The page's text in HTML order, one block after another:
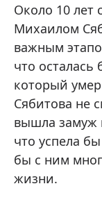
Около 10 лет
Михаилом
важным
что осталась
который
Сябитова не
вышла замуж
что успела
бы с ним
жизни.